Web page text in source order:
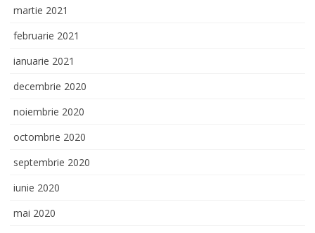
martie 2021
februarie 2021
ianuarie 2021
decembrie 2020
noiembrie 2020
octombrie 2020
septembrie 2020
iunie 2020
mai 2020